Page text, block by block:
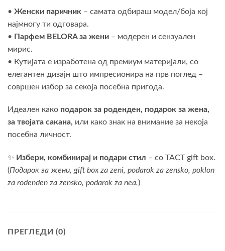
• Женски паричник – самата одбираш модел/боја кој
најмногу ти одговара.
• Парфем BELORA за жени – модерен и сензуален
мирис.
• Кутијата е изработена од премиум материјали, со
елегантен дизајн што импресионира на прв поглед –
совршен избор за секоја посебна пригода.
Идеален како подарок за роденден, подарок за жена,
за твојата сакана, или како знак на внимание за некоја
посебна личност.
✨ Избери, комбинирај и подари стил – со TACT gift box.
(Подарок за жени, gift box za zeni, podarok za zensko, poklon
za rodenden za zensko, podarok za nea.)
ПРЕГЛЕДИ (0)